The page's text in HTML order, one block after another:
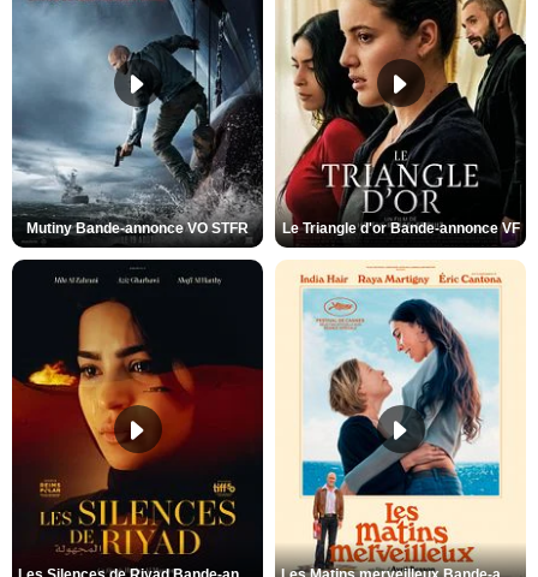
Mutiny Bande-annonce VO STFR Le Triangle d'or Bande-annonce VF